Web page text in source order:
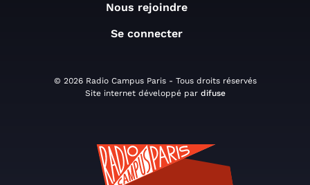
Nous rejoindre
Se connecter
© 2026 Radio Campus Paris - Tous droits réservés
Site internet développé par difuse